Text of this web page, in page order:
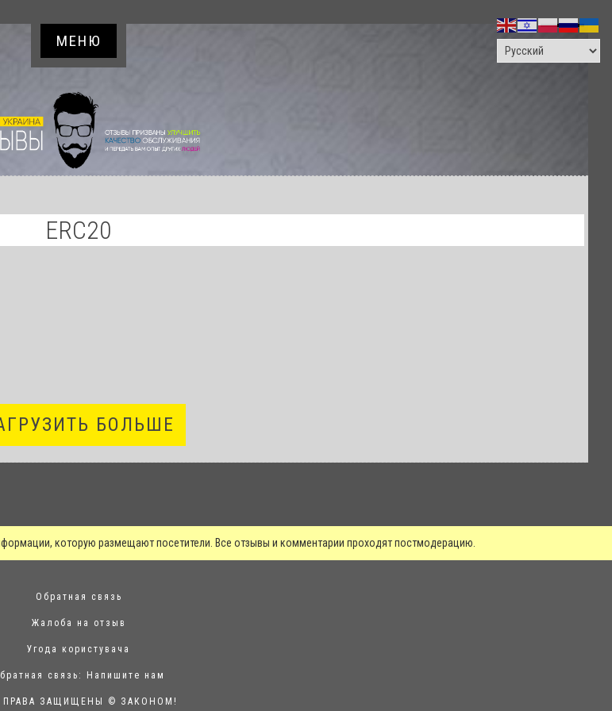
МЕНЮ
ERC20
БОЛЬШЕ
которую размещают посетители. Все отзывы и комментарии проходят постмодерацию.
Обратная связь
Жалоба на отзыв
Угода користувача
связь: Напишите нам
ПРАВА ЗАЩИЩЕНЫ © ЗАКОНОМ!